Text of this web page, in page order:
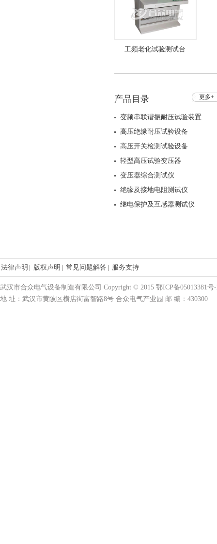
工频老化试验测试台
更多+
产品目录
变频串联谐振耐压试验装置
高压绝缘耐压试验设备
高压开关检测试验设备
轻型高压试验变压器
变压器综合测试仪
绝缘及接地电阻测试仪
继电保护及互感器测试仪
法律声明 版权声明 常见问题解答 服务支持
武汉市合众电气设备制造有限公司 Copyright © 2015 鄂ICP备05013381号
地 址：武汉市黄陂区横店街富智路8号 合众电气产业园 邮 编：430300